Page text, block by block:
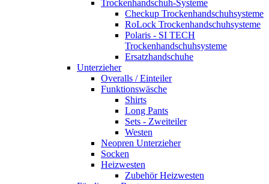
Trockenhandschuh-Systeme
Checkup Trockenhandschuhsysteme
RoLock Trockenhandschuhsysteme
Polaris - SI TECH
Trockenhandschuhsysteme
Ersatzhandschuhe
Unterzieher
Overalls / Einteiler
Funktionswäsche
Shirts
Long Pants
Sets - Zweiteiler
Westen
Neopren Unterzieher
Socken
Heizwesten
Zubehör Heizwesten